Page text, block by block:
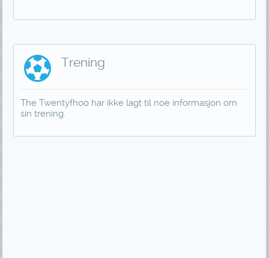
Trening
The Twentyfhoo har ikke lagt til noe informasjon om
sin trening.